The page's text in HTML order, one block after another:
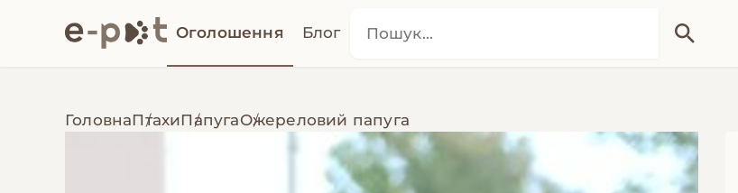
Оголошення Блог
ГоловнаПтахиПапугаОжереловий папуга